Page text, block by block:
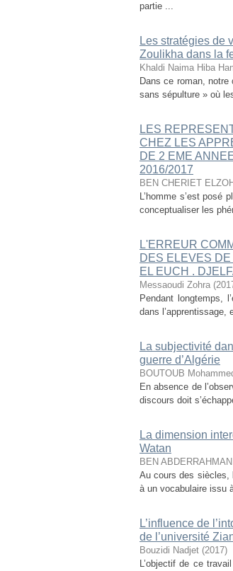
partie ...
Les stratégies de
Zoulikha dans la
Khaldi Naima Hiba
Dans ce roman,
sans sépulture » où
LES
CHEZ LES
DE 2 EME
2016/2017
BEN CHERIET
L’homme s’est
conceptualiser les
L'ERREUR
DES ELEVES
EL EUCH .
Messaoudi Zohra (
Pendant longtemps,
dans l’apprentissage,
La subjectivité
guerre d’Algérie
BOUTOUB
En absence de
discours doit
La dimension
Watan
BEN
Au cours des siècles,
à un vocabulaire issu
L’influence de
de l’université
Bouzidi Nadjet (2017)
L’objectif de ce